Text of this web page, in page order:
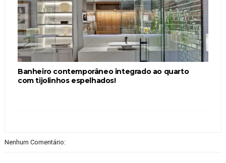
Banheiro contemporâneo integrado ao quarto
com tijolinhos espelhados!
Nenhum Comentário: